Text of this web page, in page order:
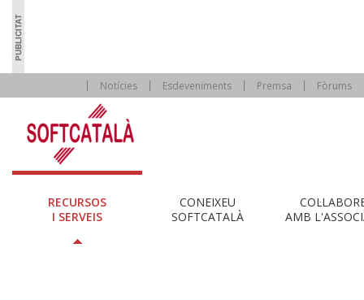
Notícies Esdeveniments Premsa Fòrums
RECURSOS
I SERVEIS
CONEIXEU
SOFTCATALÀ
AMB